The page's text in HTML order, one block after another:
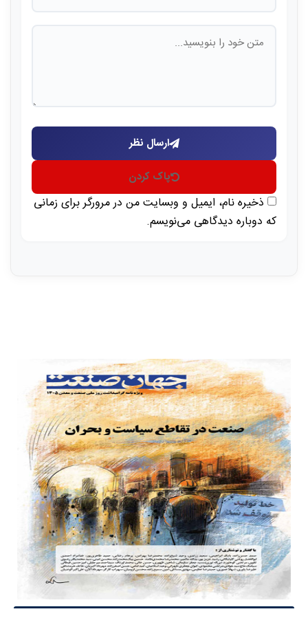
ارسال نظر
پاک کردن
ذخیره نام، ایمیل و وبسایت من در مرورگر برای زمانی
که دوباره دیدگاهی می‌نویسم.